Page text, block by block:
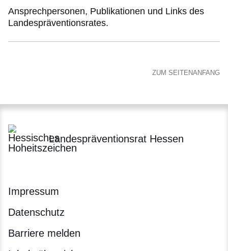
Ansprechpersonen, Publikationen und Links des
Landespräventionsrates.
ZUM SEITENANFANG
Landespräventionsrat Hessen
Impressum
Datenschutz
Barriere melden